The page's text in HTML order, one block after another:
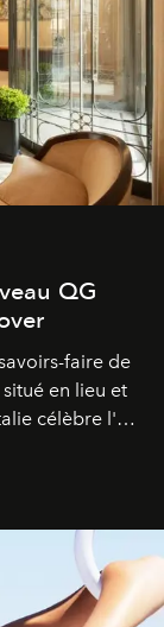
QG
faire de
en lieu et
célèbre l'art
intemporelle.